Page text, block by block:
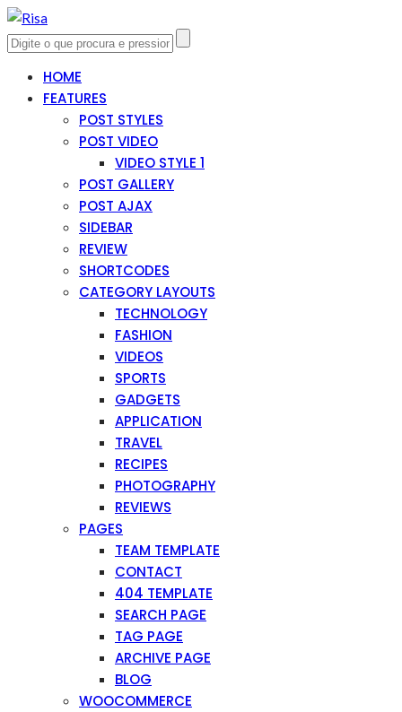
HOME
FEATURES
POST STYLES
POST VIDEO
VIDEO STYLE 1
POST GALLERY
POST AJAX
SIDEBAR
REVIEW
SHORTCODES
CATEGORY LAYOUTS
TECHNOLOGY
FASHION
VIDEOS
SPORTS
GADGETS
APPLICATION
TRAVEL
RECIPES
PHOTOGRAPHY
REVIEWS
PAGES
TEAM TEMPLATE
CONTACT
404 TEMPLATE
SEARCH PAGE
TAG PAGE
ARCHIVE PAGE
BLOG
WOOCOMMERCE